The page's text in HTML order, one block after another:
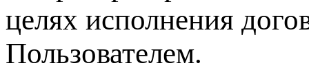
целях исполнения
Пользователем.